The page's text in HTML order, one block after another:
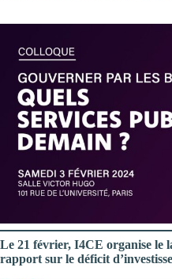
Le 21 février, I4CE organise le
rapport sur le déficit